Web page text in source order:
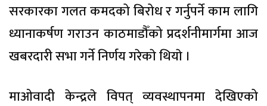
सरकारका गलत कमदको बिरोध र गर्नुपर्ने काम लागि
ध्यानाकर्षण गराउन काठमाडौँको प्रदर्शनीमार्गमा आज
खबरदारी सभा गर्ने निर्णय गरेकाे थियाे ।
माओवादी केन्द्रले विपत् व्यवस्थापनमा देखिएको